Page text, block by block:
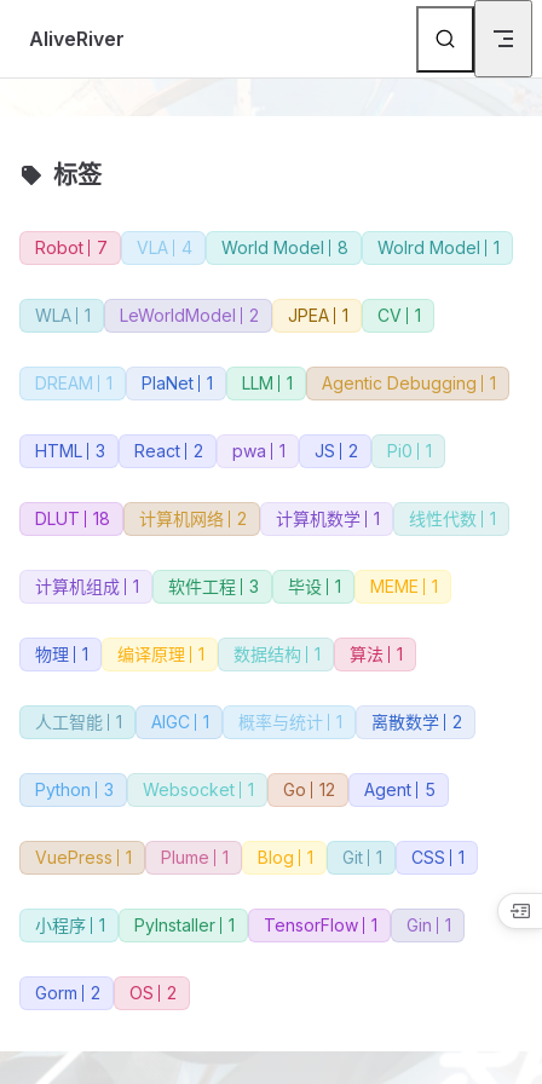
Skip to content
AliveRiver
标签
Robot 7 VLA 4 World Model 8 Wolrd Model 1
WLA 1 LeWorldModel 2 JPEA 1 CV 1
DREAM 1 PlaNet 1 LLM 1 Agentic Debugging 1
HTML 3 React 2 pwa 1 JS 2 Pi0 1
DLUT 18 计算机网络 2 计算机数学 1 线性代数 1
计算机组成 1 软件工程 3 毕设 1 MEME 1
物理 1 编译原理 1 数据结构 1 算法 1
人工智能 1 AIGC 1 概率与统计 1 离散数学 2
Python 3 Websocket 1 Go 12 Agent 5
VuePress 1 Plume 1 Blog 1 Git 1 CSS 1
小程序 1 PyInstaller 1 TensorFlow 1 Gin 1
Gorm 2 OS 2